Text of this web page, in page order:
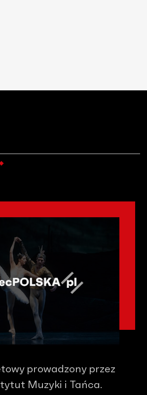
prowadzony przez
Muzyki i Tańca.